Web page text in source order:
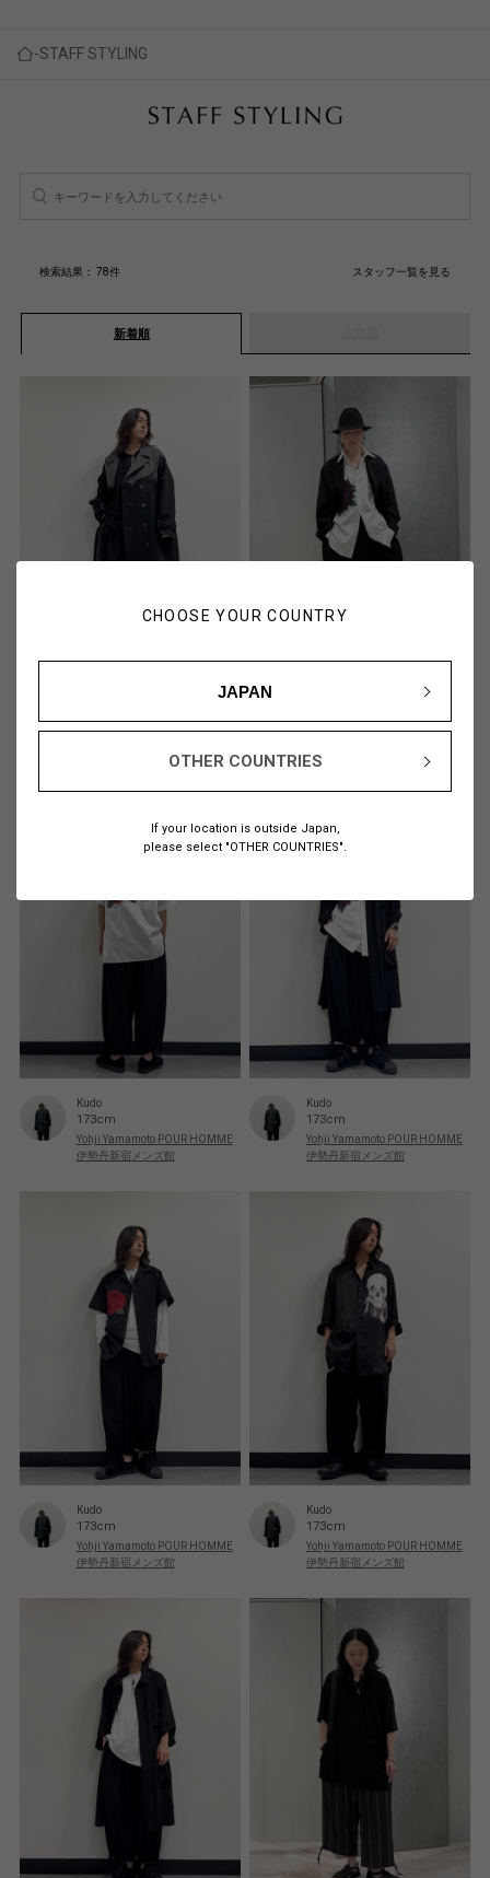
CHOOSE YOUR COUNTRY
JAPAN
OTHER COUNTRIES
If your location is outside Japan,
please select "OTHER COUNTRIES".
STAFF STYLING
検索結果： 78件 スタッフ一覧を見る
新着順
Yohji Yamamoto POUR HOMME
Yohji Yamamoto POUR HOMME
Kudo
173cm
Yohji Yamamoto POUR HOMME
伊勢丹新宿メンズ館
Kudo
173cm
Yohji Yamamoto POUR HOMME
伊勢丹新宿メンズ館
Kudo
173cm
Yohji Yamamoto POUR HOMME
伊勢丹新宿メンズ館
Kudo
173cm
Yohji Yamamoto POUR HOMME
伊勢丹新宿メンズ館